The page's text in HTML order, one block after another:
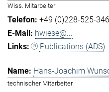
Wiss. Mitarbeiter
+49 (0)228-525-346
hwiese@...
Publications (ADS)
Hans-Joachim
technischer Mitarbeiter